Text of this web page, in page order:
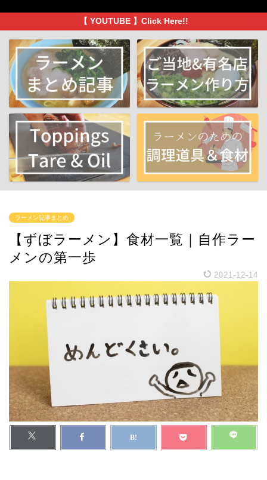
【 YOUTUBE 】Click Here!!
ラーメン記事まとめ
【ずぼラーメン】食材一覧｜自作ラー
メンの第一歩
2021-12-14